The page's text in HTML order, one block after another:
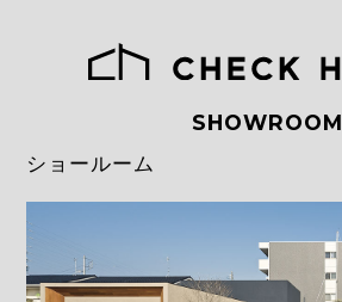
SHOWROOM
ショールーム